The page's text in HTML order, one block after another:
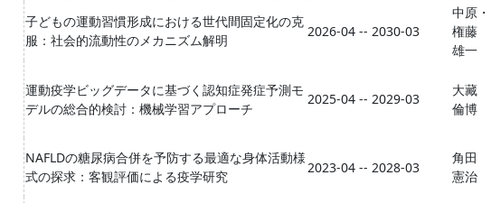
子どもの運動習慣形成における世代間固定化の克
服：社会的流動性のメカニズム解明
2026-04 -- 2030-03
中原・
権藤
雄一
運動疫学ビッグデータに基づく認知症発症予測モ
デルの総合的検討：機械学習アプローチ
2025-04 -- 2029-03
大藏
倫博
NAFLDの糖尿病合併を予防する最適な身体活動様
式の探求：客観評価による疫学研究
2023-04 -- 2028-03
角田
憲治